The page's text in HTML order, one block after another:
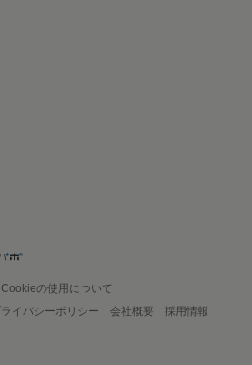
Cookieの使用について
イバシーポリシー 会社概要
採用情報